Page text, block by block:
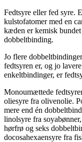
Fedtsyre eller fed syre.
kulstofatomer med en
kæden er kemisk
dobbeltbinding.
Jo flere
fedtsyren er, og jo
enkeltbindinger, er
Monoumættede
oliesyre fra olivenolie.
mere end én
linolsyre fra
hørfrø og seks
docosahexaensyre fra